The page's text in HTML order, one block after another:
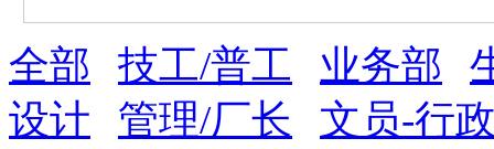
薪资与社保
五险 住房公积金 企业
全勤奖 加班补助 全薪病假 股票
全部 技工/普工 业务部
设计
管理/厂长
文员-行